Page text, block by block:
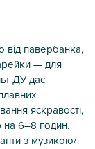
від павербанка,
— для
ДУ дає
яскравості,
на 6–8 годин.
з музикою/